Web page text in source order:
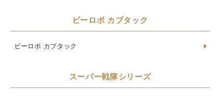
ビーロボ カブタック
ビーロボ カブタック
スーパー戦隊シリーズ